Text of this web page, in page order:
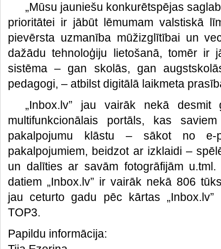
„Mūsu jauniešu konkurētspējas
prioritātei ir jābūt lēmumam valstiskā
pievērsta uzmanība mūžizglītībai un
dažādu tehnoloģiju lietošanā, tomēr ir
sistēma – gan skolās, gan
pedagogi, – atbilst digitālā laikmeta
„Inbox.lv” jau vairāk nekā
multifunkcionālais portāls, kas
pakalpojumu klāstu – sākot no e-
pakalpojumiem, beidzot ar izklaidi –
un dalīties ar savām fotogrāfijām u.tml.
datiem „Inbox.lv” ir vairāk nekā 806
jau ceturto gadu pēc kārtas
TOP3.
Papildu informācija: